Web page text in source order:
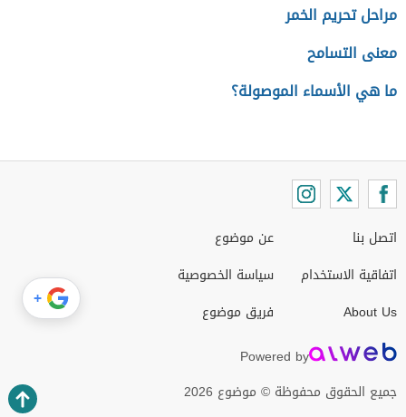
مراحل تحريم الخمر
معنى التسامح
ما هي الأسماء الموصولة؟
اتصل بنا
اتفاقية الاستخدام
About Us
عن موضوع
سياسة الخصوصية
فريق موضوع
Powered by
جميع الحقوق محفوظة © موضوع 2026
+